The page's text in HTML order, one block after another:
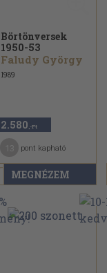
MEGNÉZEM
Börtönversek
1950-53
Faludy György
1989
2.580 ,-Ft
pont kapható